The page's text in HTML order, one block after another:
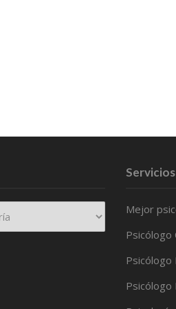
Mejor
Psicólogo
Psicólogo